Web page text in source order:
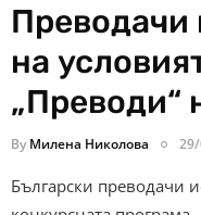
Преводачи
на
„Преводи“
By Милена Николова
Български преводачи